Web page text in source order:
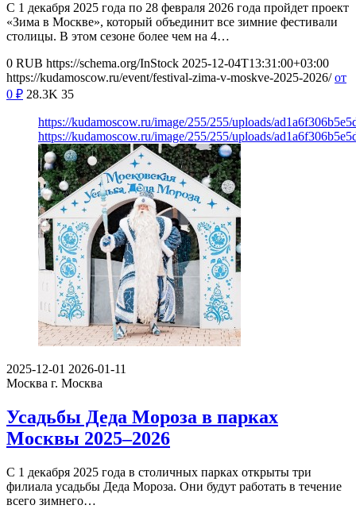
С 1 декабря 2025 года по 28 февраля 2026 года пройдет проект
«Зима в Москве», который объединит все зимние фестивали
столицы. В этом сезоне более чем на 4…
0 RUB https://schema.org/InStock 2025-12-04T13:31:00+03:00
https://kudamoscow.ru/event/festival-zima-v-moskve-2025-2026/ от
0 ₽ 28.3K 35
https://kudamoscow.ru/image/255/255/uploads/
https://kudamoscow.ru/image/255/255/uploads/
2025-12-01 2026-01-11
Москва г. Москва
Усадьбы Деда Мороза в парках
Москвы 2025–2026
С 1 декабря 2025 года в столичных парках открыты три
филиала усадьбы Деда Мороза. Они будут работать в течение
всего зимнего…